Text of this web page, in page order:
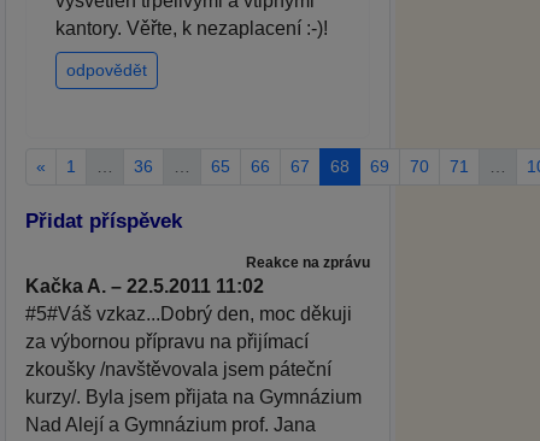
kantory. Věřte, k nezaplacení :-)!
odpovědět
« 1 36 65 66 67 68 69 70 71
Přidat příspěvek
Reakce na zprávu
Kačka A. – 22.5.2011 11:02
#5#Váš vzkaz...Dobrý den, moc děkuji
za výbornou přípravu na přijímací
zkoušky /navštěvovala jsem páteční
kurzy/. Byla jsem přijata na Gymnázium
Nad Alejí a Gymnázium prof. Jana